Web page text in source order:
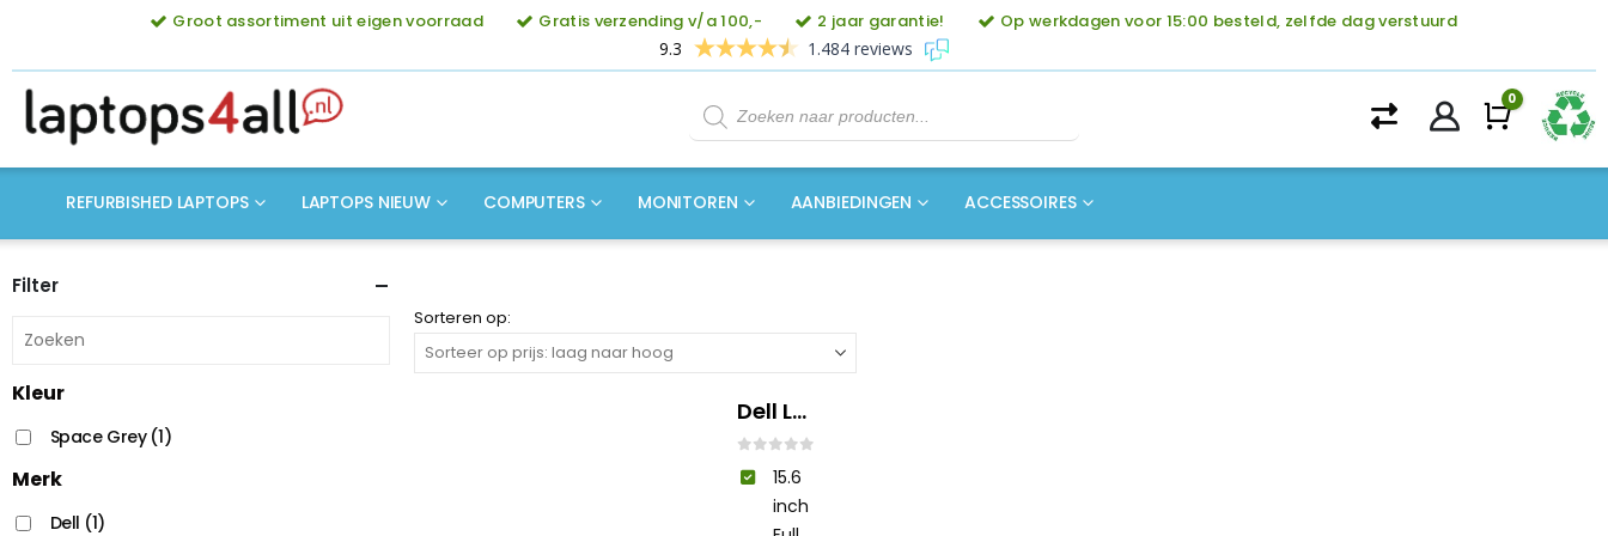
Groot assortiment uit eigen voorraad Gratis verzending v/a 100,- 2 jaar garantie!
Op werkdagen voor 15:00 besteld, zelfde dag verstuurd
9.3
1.484 reviews
Producten
zoeken
0
REFURBISHED LAPTOPS LAPTOPS NIEUW COMPUTERS MONITOREN AANBIEDINGEN ACCESSOIRES
Sorteren op:
Dell Latitude 5520 i5
15.6
inch
Filter
Kleur
Space Grey (1)
Merk
Dell (1)